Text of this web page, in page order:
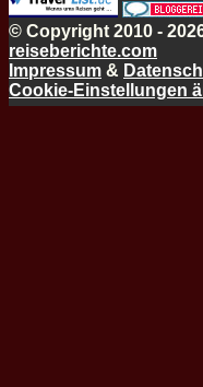
© Copyright 2010 -
reiseberichte.com
Impressum &
Cookie-Einstellungen